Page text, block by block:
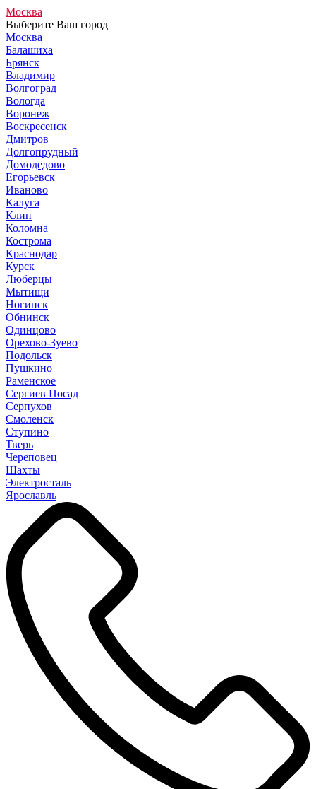
Москва
Выберите Ваш город
Москва
Балашиха
Брянск
Владимир
Волгоград
Вологда
Воронеж
Воскресенск
Дмитров
Долгопрудный
Домодедово
Егорьевск
Иваново
Калуга
Клин
Коломна
Кострома
Краснодар
Курск
Люберцы
Мытищи
Ногинск
Обнинск
Одинцово
Орехово-Зуево
Подольск
Пушкино
Раменское
Сергиев Посад
Серпухов
Смоленск
Ступино
Тверь
Череповец
Шахты
Электросталь
Ярославль